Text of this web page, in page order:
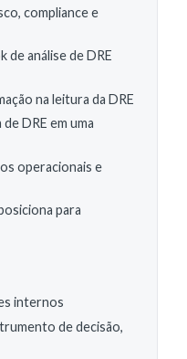
compliance e
de análise de DRE
na leitura da DRE
DRE em uma
operacionais e
para
internos
de decisão,